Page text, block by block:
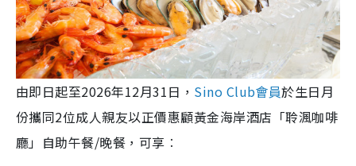
由即日起至2026年12月31日， Sino Club會員於生日月
份攜同2位成人親友以正價惠顧黃金海岸酒店「聆渢咖啡
廳」自助午餐/晚餐，可享︰